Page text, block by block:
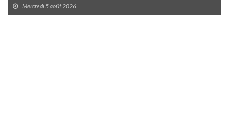
Mercredi 5 août 2026